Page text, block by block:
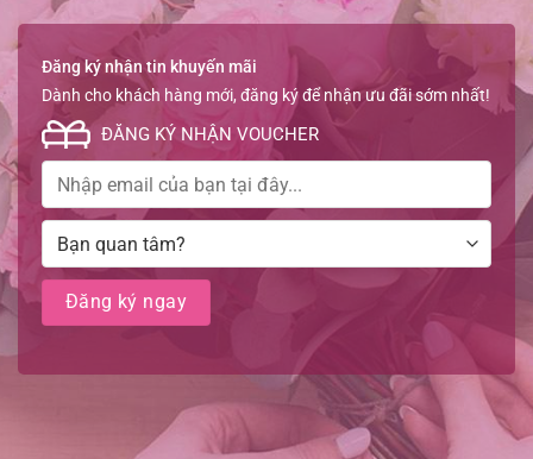
Đăng ký nhận tin khuyến mãi
Dành cho khách hàng mới, đăng ký để nhận ưu đãi sớm nhất!
ĐĂNG KÝ NHẬN VOUCHER